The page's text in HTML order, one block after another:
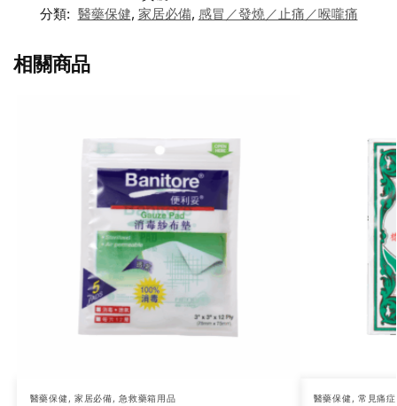
分類: 醫藥保健, 家居必備, 感冒／發燒／止痛／喉嚨痛
相關商品
醫藥保健, 家居必備,急救藥箱用品 醫藥保健, 常見痛症